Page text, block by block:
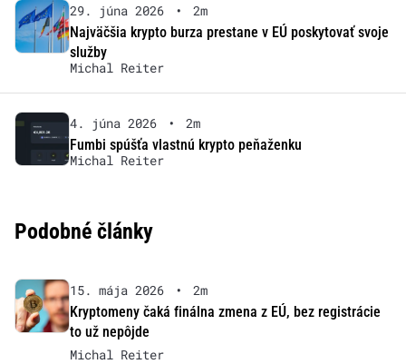
29. júna 2026 •
2m
Najväčšia krypto burza prestane v EÚ poskytovať svoje
služby
Michal Reiter
4. júna 2026 •
2m
Fumbi spúšťa vlastnú krypto peňaženku
Michal Reiter
Podobné články
15. mája 2026 •
2m
Kryptomeny čaká finálna zmena z EÚ, bez registrácie
to už nepôjde
Michal Reiter